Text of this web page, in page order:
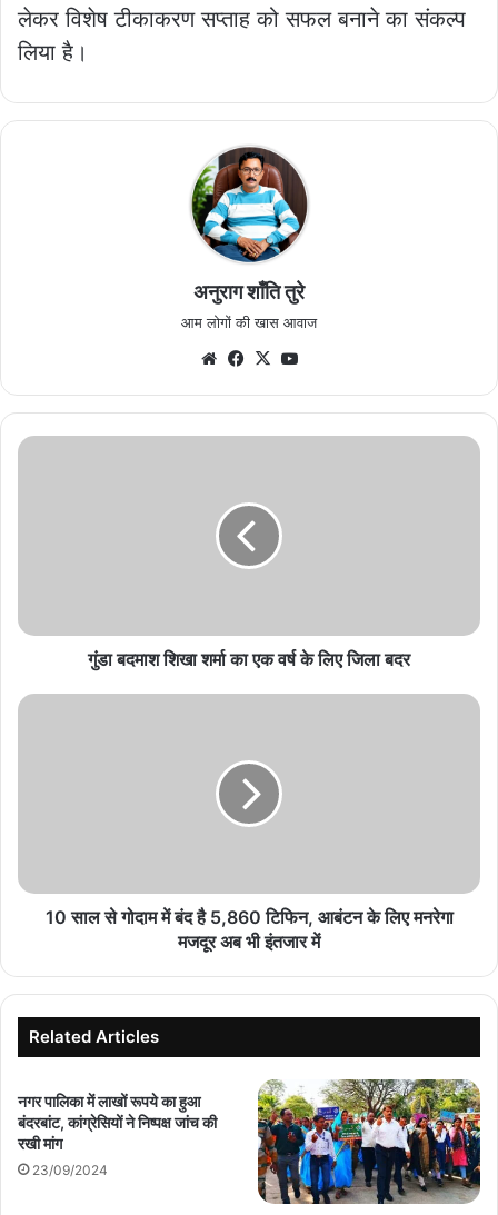
लेकर विशेष टीकाकरण सप्ताह को सफल बनाने का संकल्प
लिया है।
अनुराग शाँति तुरे
आम लोगों की खास आवाज
WebsiteFacebook
X
गुंडा
लिए
गुंडा बदमाश शिखा शर्मा का एक वर्ष के लिए जिला बदर
10
टिफिन,
आबंटन
मनरेगा
अब
भी
में
10 साल से गोदाम में बंद है 5,860 टिफिन, आबंटन के लिए मनरेगा
मजदूर अब भी इंतजार में
Related Articles
नगर पालिका में लाखों रूपये का हुआ
बंदरबांट, कांग्रेसियों ने निष्पक्ष जांच की
रखी मांग
23/09/2024